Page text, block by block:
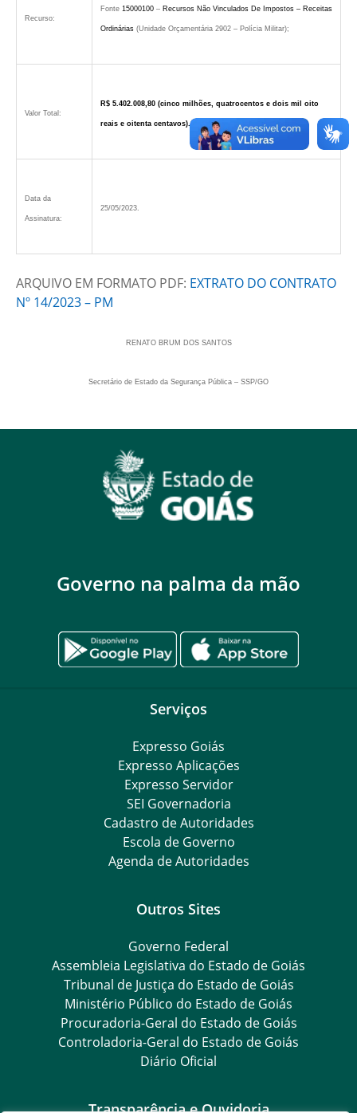
Recurso:
Fonte 15000100 – Recursos Não Vinculados De Impostos – Receitas
Ordinárias (Unidade Orçamentária 2902 – Polícia Militar);
Valor Total:
R$ 5.402.008,80 (cinco milhões, quatrocentos e dois mil oito
reais e oitenta centavos).
Data da
Assinatura:
25/05/2023.
ARQUIVO EM FORMATO PDF: EXTRATO DO CONTRATO
Nº 14/2023 – PM
RENATO BRUM DOS SANTOS
Secretário de Estado da Segurança Pública – SSP/GO
Governo na palma da mão
Serviços
Expresso Goiás
Expresso Aplicações
Expresso Servidor
SEI Governadoria
Cadastro de Autoridades
Escola de Governo
Agenda de Autoridades
Outros Sites
Governo Federal
Assembleia Legislativa do Estado de Goiás
Tribunal de Justiça do Estado de Goiás
Ministério Público do Estado de Goiás
Procuradoria-Geral do Estado de Goiás
Controladoria-Geral do Estado de Goiás
Diário Oficial
Transparência e Ouvidoria